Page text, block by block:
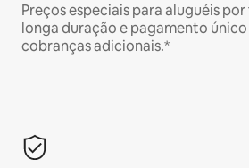
Preços especiais para aluguéis
longa duração e pagamento único
cobranças adicionais.*